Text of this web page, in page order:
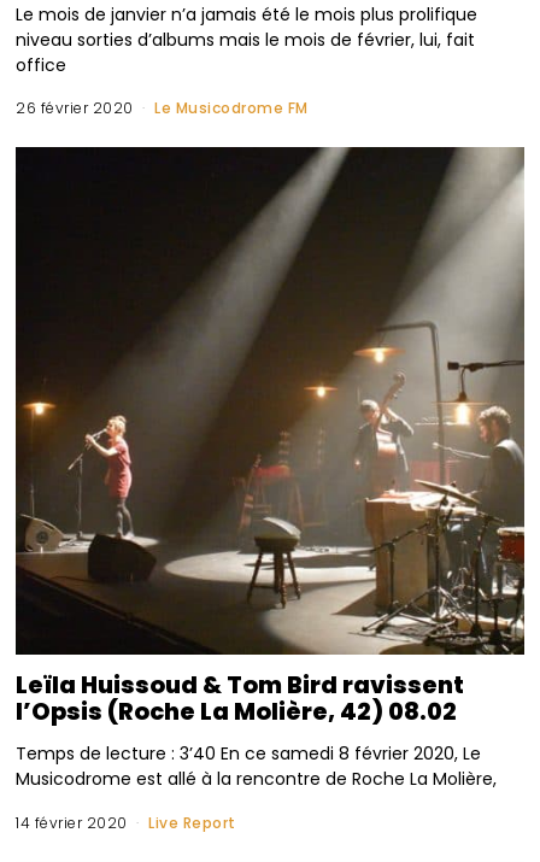
Le mois de janvier n’a jamais été le mois plus prolifique
niveau sorties d’albums mais le mois de février, lui, fait
office
26 février 2020 Le Musicodrome FM
Leïla Huissoud & Tom Bird ravissent
l’Opsis (Roche La Molière, 42) 08.02
Temps de lecture : 3’40 En ce samedi 8 février 2020, Le
Musicodrome est allé à la rencontre de Roche La Molière,
14 février 2020 Live Report